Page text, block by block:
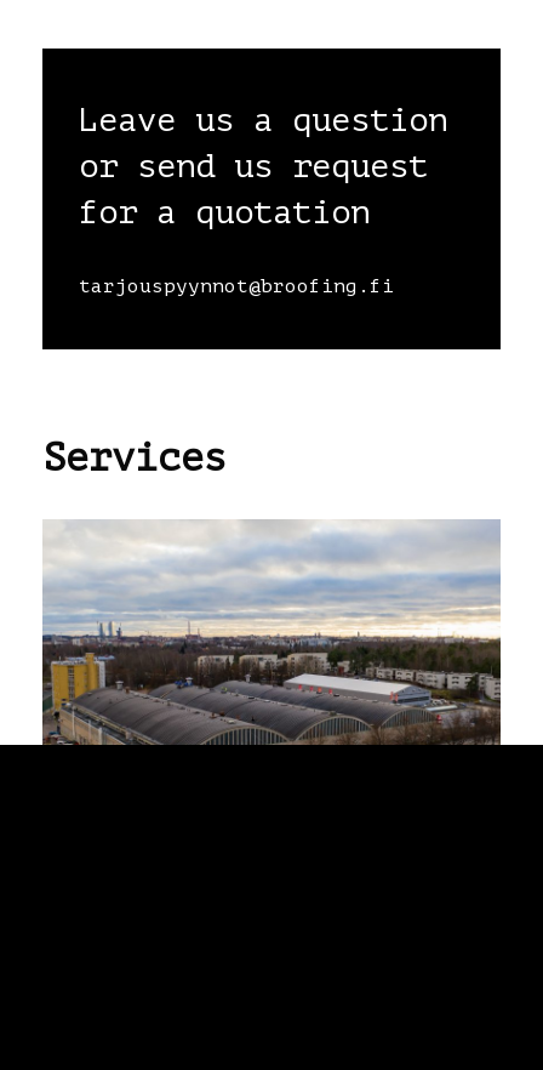
Leave us a question
or send us request
for a quotation
tarjouspyynnot@broofing.fi
Services
Palvelut
Yhteystiedot
Vastuullisuus
© Broofing Yhtiöt 2026. All rights reserved.